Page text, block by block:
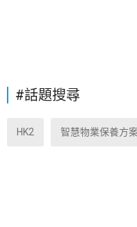
#話題搜尋
HK2 智慧物業保養方